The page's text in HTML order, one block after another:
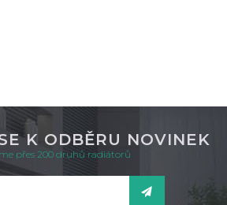
K ODBĚRU NOVINEK
přes 200 druhů radiátorů